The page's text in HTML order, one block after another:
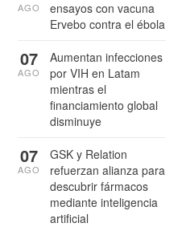
ensayos con vacuna
Ervebo contra el ébola
AGO
Aumentan infecciones
por VIH en Latam
mientras el
financiamiento global
disminuye
07
AGO
GSK y Relation
refuerzan alianza para
descubrir fármacos
mediante inteligencia
artificial
07
AGO